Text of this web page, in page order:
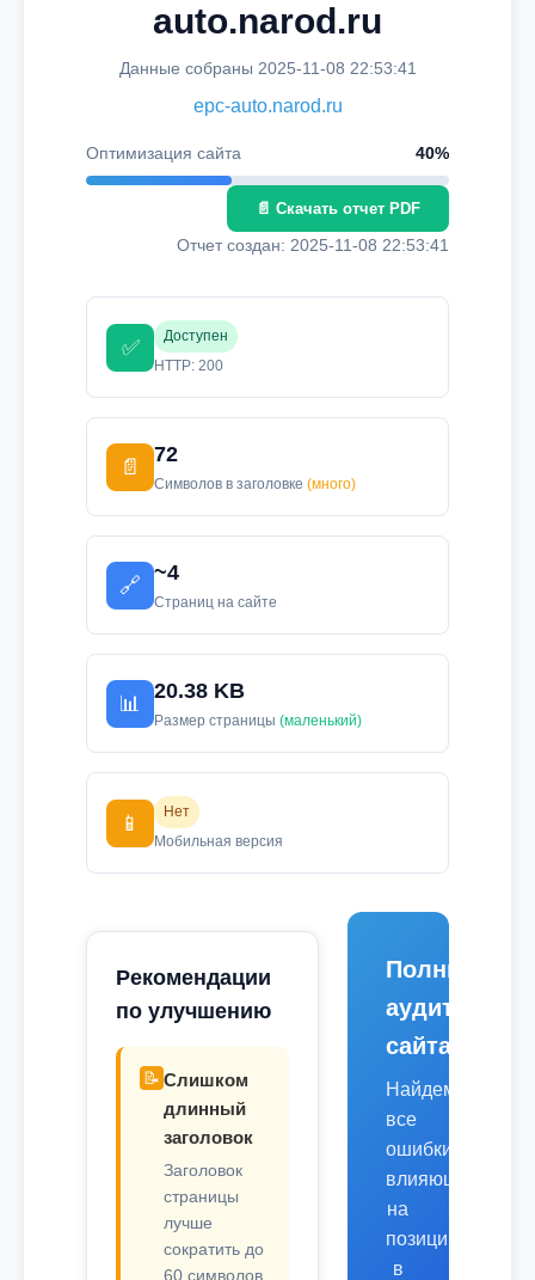
auto.narod.ru
Данные собраны 2025-11-08 22:53:41
epc-auto.narod.ru
Оптимизация сайта 40%
📄 Скачать отчет PDF
Отчет создан: 2025-11-08 22:53:41
✅
Доступен
HTTP: 200
📄
72
Символов в заголовке (много)
🔗
~4
Страниц на сайте
📊
20.38 KB
Размер страницы (маленький)
📱
Нет
Мобильная версия
Рекомендации
по улучшению
📝 Слишком
длинный
заголовок
Заголовок
страницы
лучше
сократить до
60 символов.
Полный
аудит
сайта
Найдем
все
ошибки,
влияющие
на
позиции
в